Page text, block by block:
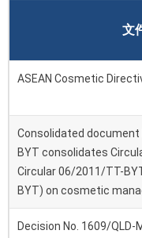
文
ASEAN Cosmetic
Consolidated document
BYT consolidates
Circular 06/2011/TT-
BYT) on cosmetic
Decision No. 1609/